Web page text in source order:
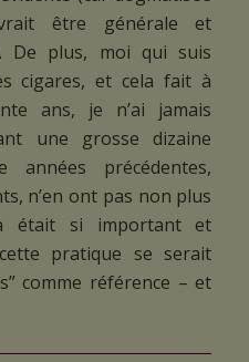
être générale et
De plus, moi qui suis
cigares, et cela fait à
ans, je n’ai jamais
une grosse dizaine
années précédentes,
n’en ont pas non plus
était si important et
pratique se serait
comme référence – et